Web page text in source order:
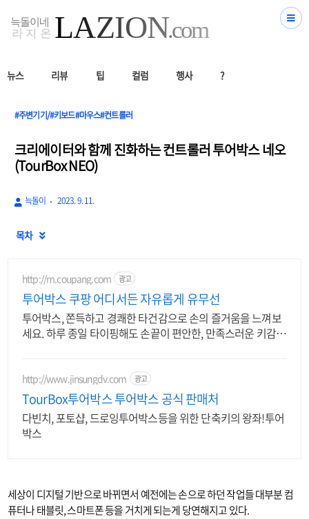
뉴스 리뷰 팁 컬럼 행사 ?
#주변기기/#키보드#마우스#컨트롤러
크리에이터와 함께 진화하는 컨트롤러 투어박스 네오
(TourBox NEO)
늑돌이 2023. 9. 11.
목차 
http://m.coupang.com 광고
투어박스 쿠팡 어디서든 자유롭게 유무선
투어박스, 쫀득하고 경쾌한 타건감으로 손의 즐거움을 느껴보
세요. 하루 종일 타이핑해도 손끝이 편안한, 만족스러운 키감을
http://www.jinsungdv.com 광고
TourBox투어박스 투어박스 공식 판매처
다빈치, 포토샵, 드로잉투어박스등을 위한 단축키의 왕좌!투어
박스
세상이 디지털 기반으로 바뀌면서 예전에는 손으로 하던 작업들 대부분 컴
퓨터나 태블릿, 스마트폰 등을 거치게 되는게 당연해지고 있다.